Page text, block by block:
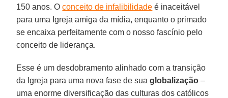
150 anos. Oconceito de infalibilidade é inaceitável
para uma Igreja amiga da mídia, enquanto o primado
se encaixa perfeitamente com o nosso fascínio pelo
conceito de liderança.
Esse é um desdobramento alinhado com a transição
da Igreja para uma nova fase de suaglobalização –
uma enorme diversificação das culturas dos católicos